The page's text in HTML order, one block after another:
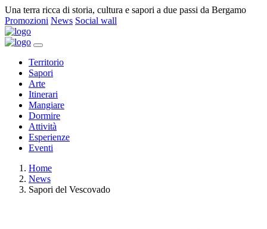
Una terra ricca di storia, cultura e sapori a due passi da Bergamo
Promozioni News Social wall
Territorio
Sapori
Arte
Itinerari
Mangiare
Dormire
Attività
Esperienze
Eventi
Home
News
Sapori del Vescovado